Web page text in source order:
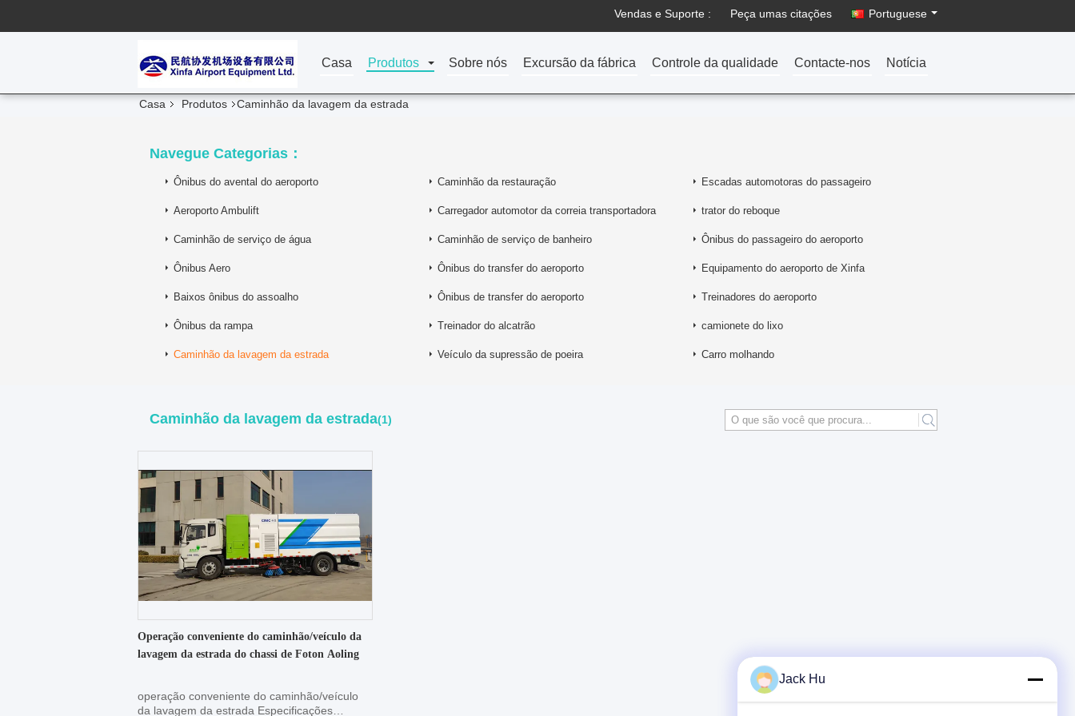
Vendas e Suporte : Peça umas citações Portuguese
Casa Produtos Sobre nós Excursão da fábrica Controle da qualidade Contacte-nos Notícia
Casa Produtos Caminhão da lavagem da estrada
Navegue Categorias：
Ônibus do avental do aeroporto Caminhão da restauração Escadas automotoras do passageiro
Aeroporto Ambulift Carregador automotor da correia transportadora trator do reboque
Caminhão de serviço de água Caminhão de serviço de banheiro Ônibus do passageiro do aeroporto
Ônibus Aero Ônibus do transfer do aeroporto Equipamento do aeroporto de Xinfa
Baixos ônibus do assoalho Ônibus de transfer do aeroporto Treinadores do aeroporto
Ônibus da rampa Treinador do alcatrão camionete do lixo
Caminhão da lavagem da estrada Veículo da supressão de poeira Carro molhando
Caminhão da lavagem da estrada(1)
Operação conveniente do caminhão/veículo da
lavagem da estrada do chassi de Foton Aoling
operação conveniente do caminhão/veículo
da lavagem da estrada Especificações
Jack Hu